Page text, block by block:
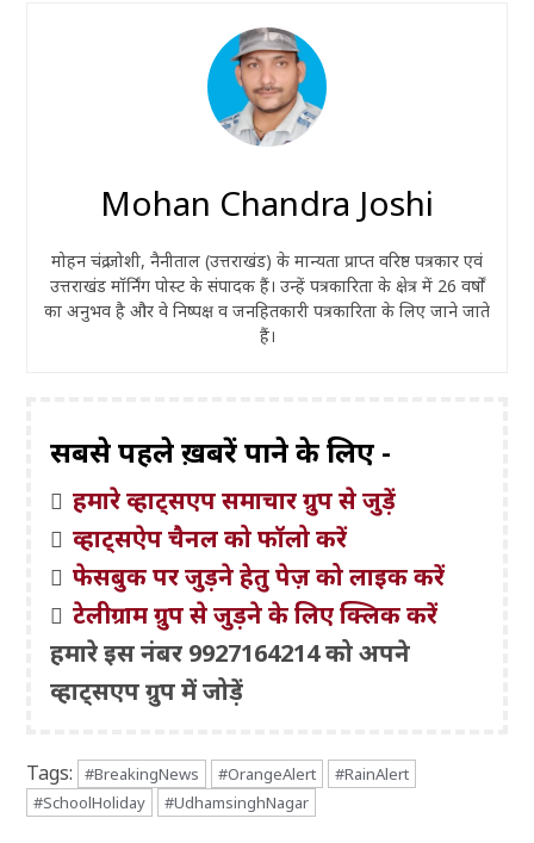
Mohan Chandra Joshi
मोहन चंद्र जोशी, नैनीताल (उत्तराखंड) के मान्यता प्राप्त वरिष्ठ पत्रकार एवं
उत्तराखंड मॉर्निंग पोस्ट के संपादक हैं। उन्हें पत्रकारिता के क्षेत्र में 26 वर्षों
का अनुभव है और वे निष्पक्ष व जनहितकारी पत्रकारिता के लिए जाने जाते
हैं।
सबसे पहले ख़बरें पाने के लिए -
हमारे व्हाट्सएप समाचार ग्रुप से जुड़ें
व्हाट्सऐप चैनल को फॉलो करें
फेसबुक पर जुड़ने हेतु पेज़ को लाइक करें
टेलीग्राम ग्रुप से जुड़ने के लिए क्लिक करें
हमारे इस नंबर 9927164214 को अपने
व्हाट्सएप ग्रुप में जोड़ें
Tags: #BreakingNews #OrangeAlert
#RainAlert
#SchoolHoliday
#UdhamsinghNagar